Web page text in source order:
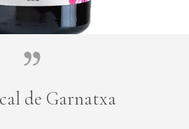
de Garnatxa